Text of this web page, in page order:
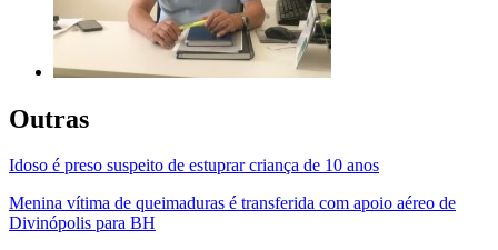
Outras
Idoso é preso suspeito de estuprar criança de 10 anos
Menina vítima de queimaduras é transferida com apoio aéreo de
Divinópolis para BH